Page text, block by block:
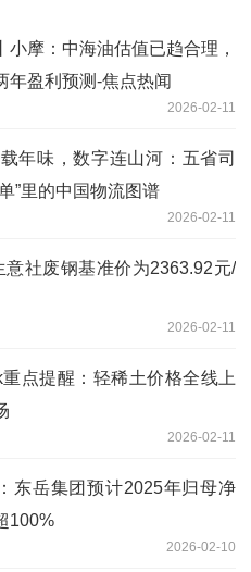
小摩：中海油估值已趋合理，
年盈利预测-焦点热闻
2026-02-11
年味，数字连山河：五省司
”里的中国物流图谱
2026-02-11
意社废钢基准价为2363.92元/
2026-02-11
重点提醒：轻稀土价格全线上
2026-02-11
东岳集团预计2025年归母净
100%
2026-02-10